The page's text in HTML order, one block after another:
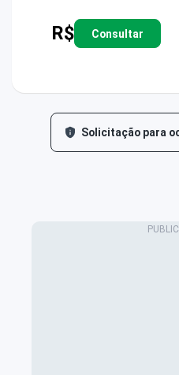
R$ Consultar
Solicitação para